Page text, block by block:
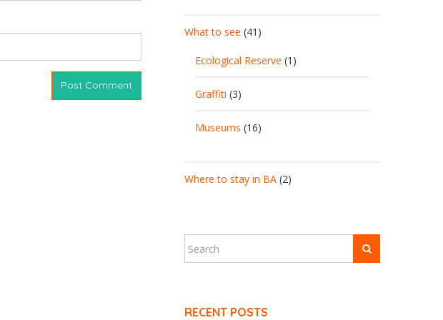
What to see (41)
Ecological Reserve (1)
Graffiti (3)
Museums (16)
Where to stay in BA (2)
RECENT POSTS